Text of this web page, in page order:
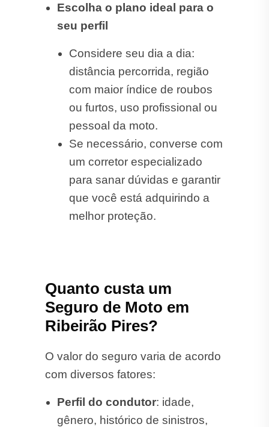
Escolha o plano ideal para o
seu perfil
Considere seu dia a dia:
distância percorrida, região
com maior índice de roubos
ou furtos, uso profissional ou
pessoal da moto.
Se necessário, converse com
um corretor especializado
para sanar dúvidas e garantir
que você está adquirindo a
melhor proteção.
Quanto custa um
Seguro de Moto em
Ribeirão Pires?
O valor do seguro varia de acordo
com diversos fatores:
Perfil do condutor: idade,
gênero, histórico de sinistros,